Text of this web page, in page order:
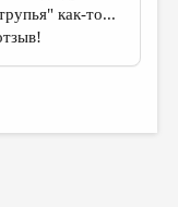
как-то...